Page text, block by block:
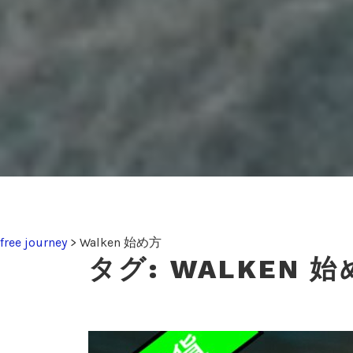
free journey> Walken 始め方
タグ: WALKEN 始